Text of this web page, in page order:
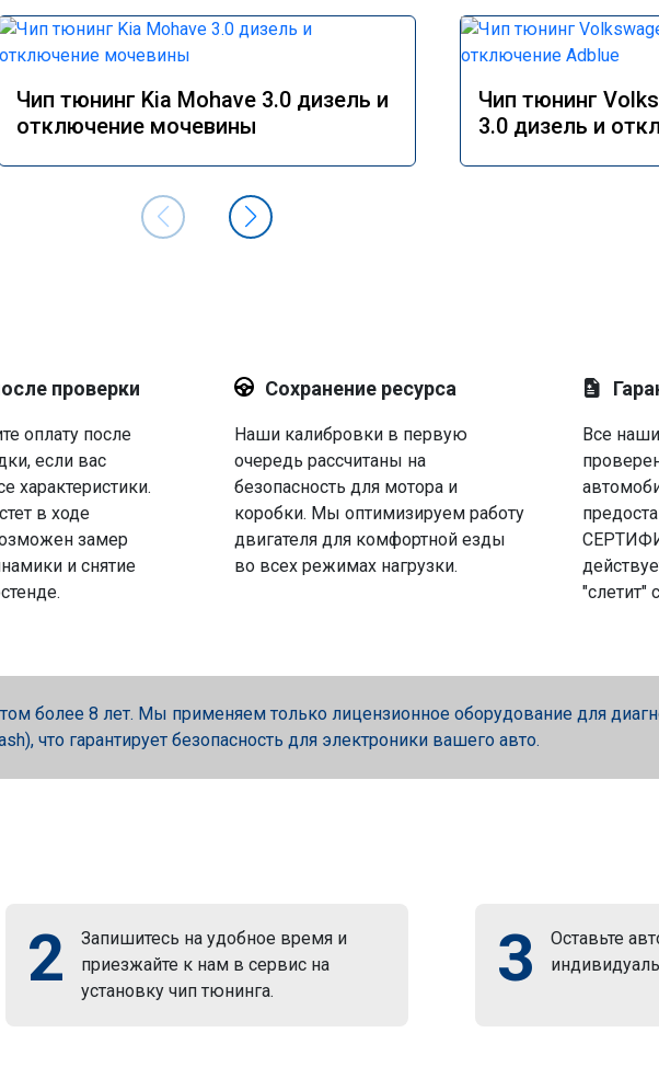
Чип тюнинг Kia Mohave 3.0 дизель и
отключение мочевины
Чип тюнинг
3.0 дизель и
проверки
оплату после
если вас
характеристики.
в ходе
замер
и снятие
Сохранение ресурса
Наши калибровки в первую
очередь рассчитаны на
безопасность для мотора и
коробки. Мы оптимизируем работу
двигателя для комфортной езды
во всех режимах нагрузки.
Все
"слетит"
более 8 лет. Мы применяем только лицензионное оборудование для
что гарантирует безопасность для электроники вашего авто.
2
Запишитесь на удобное время и
приезжайте к нам в сервис на
установку чип тюнинга.
3
Оставьте